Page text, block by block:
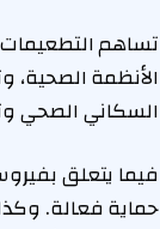
تساهم
الأنظمة الصحية،
السكاني الصحي
فيما يتعلق
حماية فعالة.